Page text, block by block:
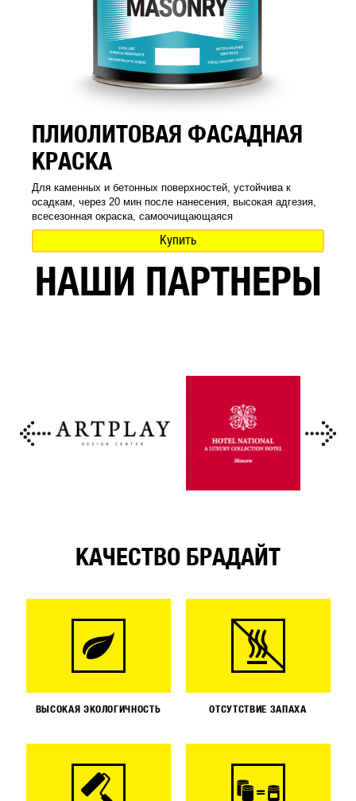
ПЛИОЛИТОВАЯ ФАСАДНАЯ
КРАСКА
Для каменных и бетонных поверхностей, устойчива к
осадкам, через 20 мин после нанесения, высокая адгезия,
всесезонная окраска, самоочищающаяся
Купить
НАШИ ПАРТНЕРЫ
КАЧЕСТВО БРАДАЙТ
ВЫСОКАЯ ЭКОЛОГИЧНОСТЬ ОТСУТСТВИЕ ЗАПАХА